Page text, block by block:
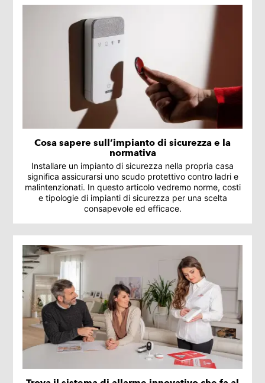
Cosa sapere sull’impianto di sicurezza e la
normativa
Installare un impianto di sicurezza nella propria casa
significa assicurarsi uno scudo protettivo contro ladri e
malintenzionati. In questo articolo vedremo norme, costi
e tipologie di impianti di sicurezza per una scelta
consapevole ed efficace.